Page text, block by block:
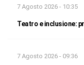
7 Agosto 2026 - 10:35
Teatro e inclusione:
7 Agosto 2026 - 09:36